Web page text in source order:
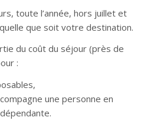
toute l’année, hors juillet et
que soit votre destination.
du coût du séjour (près de
:
une personne en